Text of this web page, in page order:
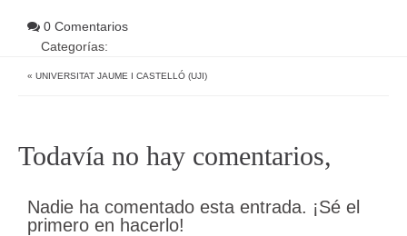
0 Comentarios
Categorías:
« UNIVERSITAT JAUME I CASTELLÓ (UJI)
Todavía no hay comentarios,
Nadie ha comentado esta entrada. ¡Sé el
primero en hacerlo!